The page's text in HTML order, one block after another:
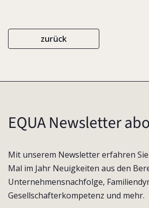
zurück
EQUA Newsletter
Mit unserem Newsletter erfahren
Mal im Jahr Neuigkeiten aus den
Unternehmensnachfolge,
Gesellschafterkompetenz und mehr.